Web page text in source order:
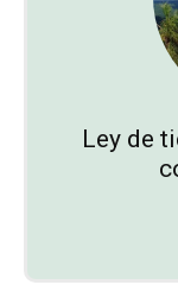
Ley de